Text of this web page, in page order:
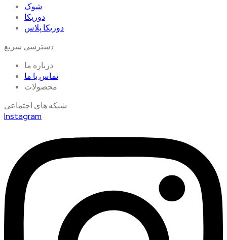
شوک
دوریکا
دوریکا پلاس
دسترسی سریع
درباره ما
تماس با ما
محصولات
شبکه های اجتماعی
Instagram